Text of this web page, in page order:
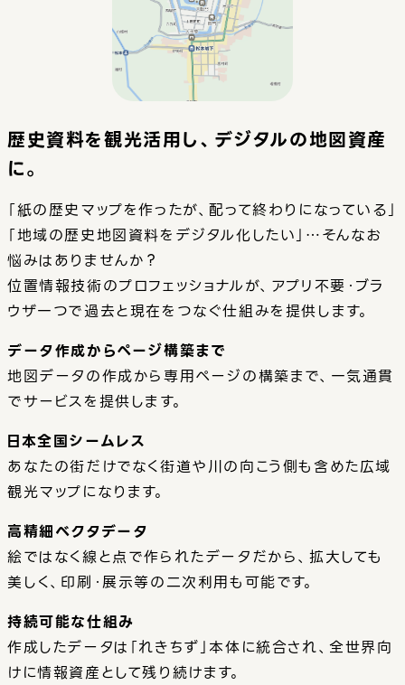
歴史資料を観光活用し、 デジタルの地図資産
に。
「紙の歴史マップを作ったが、配って終わりになっている」
「地域の歴史地図資料をデジタル化したい」…そんなお
悩みはありませんか？
位置情報技術のプロフェッショナルが、アプリ不要・ブラ
ウザ一つで過去と現在をつなぐ仕組みを提供します。
データ作成からページ構築まで
地図データの作成から専用ページの構築まで、一気通貫
でサービスを提供します。
日本全国シームレス
あなたの街だけでなく街道や川の向こう側も含めた広域
観光マップになります。
高精細ベクタデータ
絵ではなく線と点で作られたデータだから、拡大しても
美しく、印刷・展示等の二次利用も可能です。
持続可能な仕組み
作成したデータは「れきちず」本体に統合され、全世界向
けに情報資産として残り続けます。